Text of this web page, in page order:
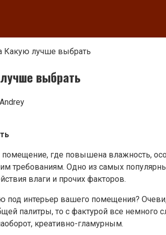
Какую лучше выбрать
выбрать
Andrey
где повышена влажность,
требованиям. Одно из самых
влаги и прочих факторов.
под интерьер вашего помещения?
палитры, то с фактурой все
креативно-гламурным.